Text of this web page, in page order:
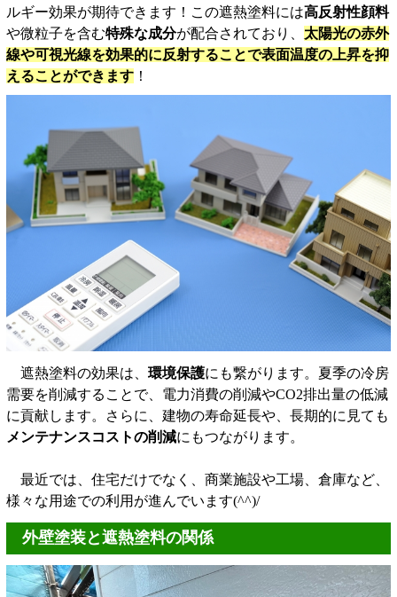
ルギー効果が期待できます！この遮熱塗料には高反射性顔料
や微粒子を含む特殊な成分が配合されており、 太陽光の赤外
線や可視光線を効果的に反射することで表面温度の上昇を抑
えることができます ！
遮熱塗料の効果は、 環境保護にも繋がります。夏季の冷房
需要を削減することで、電力消費の削減やCO2排出量の低減
に貢献します。さらに、建物の寿命延長や、長期的に見ても
メンテナンスコストの削減にもつながります。
最近では、住宅だけでなく、商業施設や工場、倉庫など、
様々な用途での利用が進んでいます(^^)/
外壁塗装と遮熱塗料の関係